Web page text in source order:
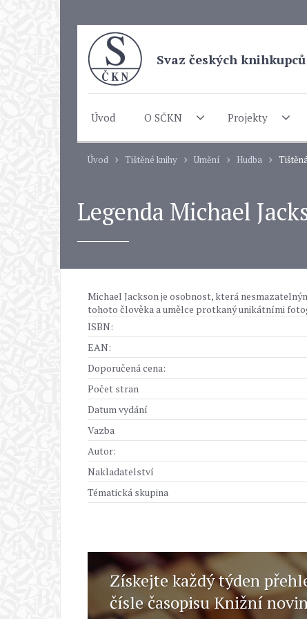
Svaz českých
Úvod O SČKN Projekty
Úvod Tištěné knihy Umění Hudba
Legenda Michael
Michael Jackson je osobnost, která
tohoto člověka a umělce protkaný unikátními
ISBN:
EAN:
Doporučená cena:
Počet stran
Datum vydání
Vazba
Autor:
Nakladatelství
Tématická skupina
Získejte každý týden
čísle časopisu Knižní